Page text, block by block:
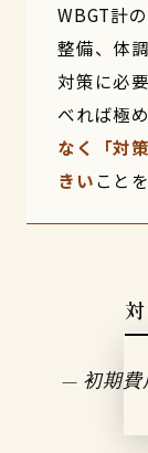
WBGT計
整備、体
対策に必
べれば極
なく「対
きいこと
— 初期費